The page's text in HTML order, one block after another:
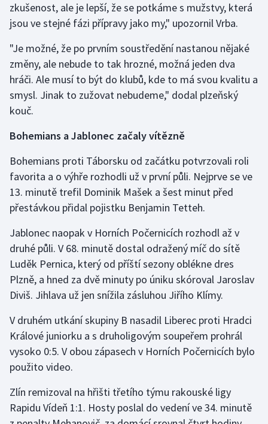
Volejbal
zkušenost, ale je lepší, že se potkáme s mužstvy, která
jsou ve stejné fázi přípravy jako my," upozornil Vrba.
"Je možné, že po prvním soustředění nastanou nějaké
změny, ale nebude to tak hrozné, možná jeden dva
hráči. Ale musí to být do klubů, kde to má svou kvalitu a
smysl. Jinak to zužovat nebudeme," dodal plzeňský
kouč.
Bohemians a Jablonec začaly vítězně
Bohemians proti Táborsku od začátku potvrzovali roli
favorita a o výhře rozhodli už v první půli. Nejprve se ve
13. minutě trefil Dominik Mašek a šest minut před
přestávkou přidal pojistku Benjamin Tetteh.
Jablonec naopak v Horních Počernicích rozhodl až v
druhé půli. V 68. minutě dostal odražený míč do sítě
Luděk Pernica, který od příští sezony oblékne dres
Plzně, a hned za dvě minuty po úniku skóroval Jaroslav
Diviš. Jihlava už jen snížila zásluhou Jiřího Klímy.
V druhém utkání skupiny B nasadil Liberec proti Hradci
Králové juniorku a s druholigovým soupeřem prohrál
vysoko 0:5. V obou zápasech v Horních Počernicích bylo
použito video.
Zlín remizoval na hřišti třetího týmu rakouské ligy
Rapidu Vídeň 1:1. Hosty poslal do vedení ve 34. minutě